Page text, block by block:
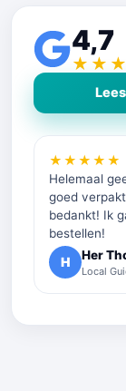
4,7
★★★★★
Helemaal
goed
bedankt! Ik
bestellen!
H Her
Local